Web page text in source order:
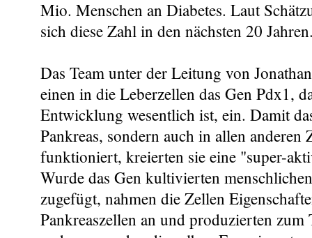
Mio. Menschen an Diabetes. Laut
sich diese Zahl in den nächsten 20
Das Team unter der Leitung von
einen in die Leberzellen das Gen Pdx1,
Entwicklung wesentlich ist, ein. Damit
Pankreas, sondern auch in allen anderen
funktioniert, kreierten sie eine "super-
Wurde das Gen kultivierten
zugefügt, nahmen die Zellen
Pankreaszellen an und produzierten